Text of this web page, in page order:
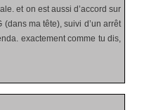
et on est aussi d’accord sur
(dans ma tête), suivi d’un arrêt
exactement comme tu dis,